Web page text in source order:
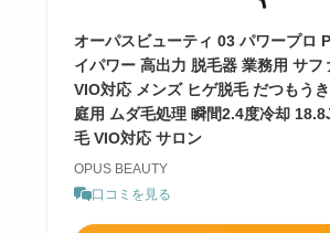
オーパスビューティ 03 パワープロ
イパワー 高出力 脱毛器 業務用 サフ
VIO対応 メンズ ヒゲ脱毛 だつもう
庭用 ムダ毛処理 瞬間2.4度冷却
毛 VIO対応 サロン
OPUS BEAUTY
口コミを見る